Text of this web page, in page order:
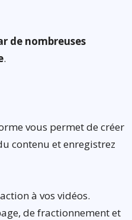
de nombreuses
.
vous permet de créer
contenu et enregistrez
à vos vidéos.
de fractionnement et